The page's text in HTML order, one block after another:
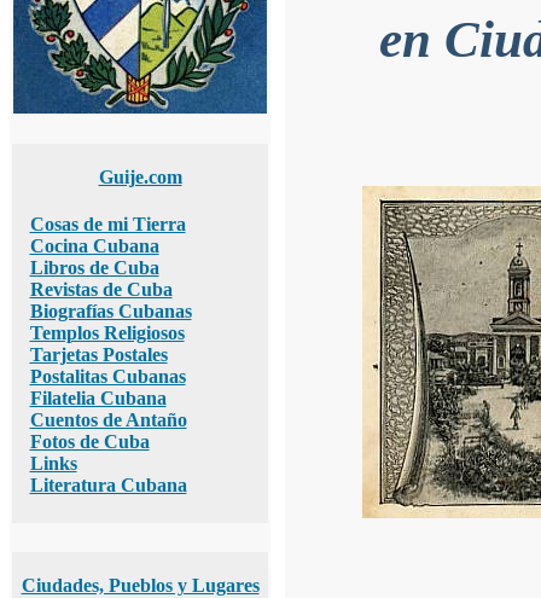
Guije.com
Cosas de mi Tierra
Cocina Cubana
Libros de Cuba
Revistas de Cuba
Biografías Cubanas
Templos Religiosos
Tarjetas Postales
Postalitas Cubanas
Filatelia Cubana
Cuentos de Antaño
Fotos de Cuba
Links
Literatura Cubana
Ciudades, Pueblos y Lugares
en